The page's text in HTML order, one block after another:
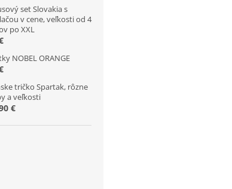
set Slovakia s
v cene, veľkosti od 4
po XXL
NOBEL ORANGE
tričko Spartak, rôzne
a veľkosti
€